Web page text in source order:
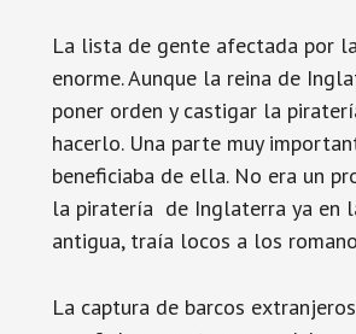
La lista de gente afectada por
enorme. Aunque la reina de
poner orden y castigar la
hacerlo. Una parte muy
beneficiaba de ella. No era un
la piratería de Inglaterra ya en
antigua, traía locos a los
La captura de barcos